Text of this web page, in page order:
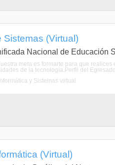
Sistemas (Virtual)
Nacional de Educación
meta es formarte para que
de la tecnología.Perfil del
y Sistemas virtual
(Virtual)